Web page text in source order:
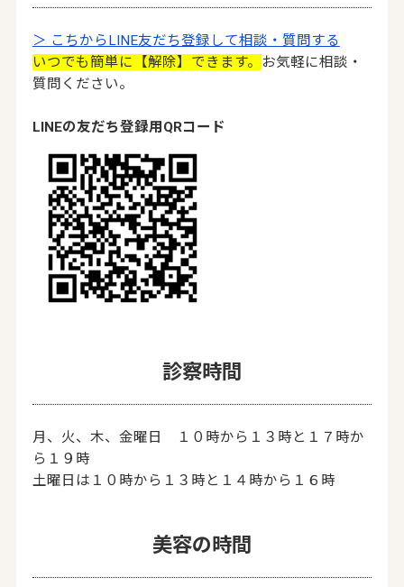
＞ こちからLINE友だち登録して相談・質問する
いつでも簡単に【解除】できます。 お気軽に相談・
質問ください。
LINEの友だち登録用QRコード
診察時間
月、火、木、金曜日 １０時から１３時と１７時か
ら１９時
土曜日は１０時から１３時と１４時から１６時
美容の時間